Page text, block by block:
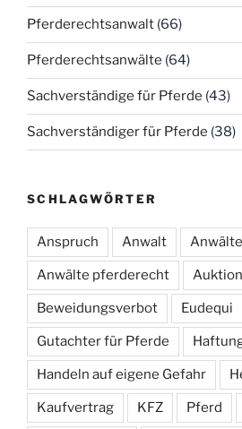
Pferderechtsanwalt (66)
Pferderechtsanwälte (64)
Sachverständige für Pferde (43)
Sachverständiger für Pferde (38)
SCHLAGWÖRTER
Anspruch Anwalt Anwälte
Anwälte pferderecht Auktion
Beweidungsverbot Eudequi
Gutachter für Pferde
Handeln auf eigene Gefahr
Kaufvertrag KFZ Pferd